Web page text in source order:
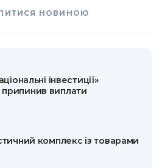
НОВИНОЮ
інвестиції»
виплати
комплекс із товарами